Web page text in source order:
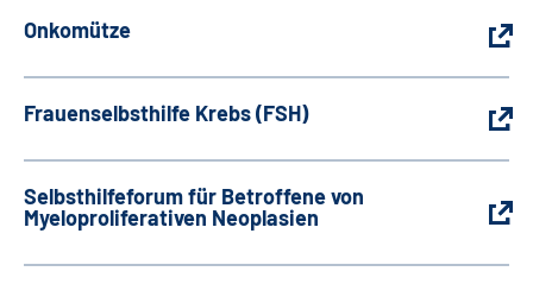
Onkomütze
Frauenselbsthilfe Krebs (FSH)
Selbsthilfeforum für Betroffene von
Myeloproliferativen Neoplasien